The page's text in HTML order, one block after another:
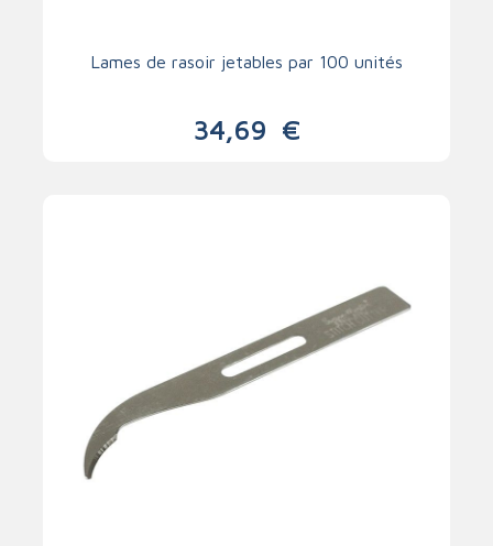
Lames de rasoir jetables par 100 unités
34,69 €